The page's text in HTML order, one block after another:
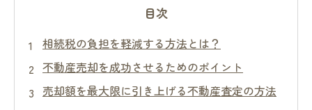
目次
相続税の負担を軽減する方法とは？
不動産売却を成功させるためのポイント
売却額を最大限に引き上げる不動産査定の方法